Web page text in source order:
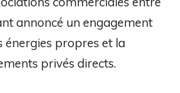
annoncé un engagement
énergies propres et la
privés directs.